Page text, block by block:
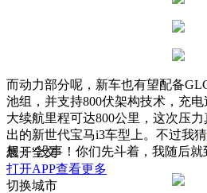
而动力部分呢，新车也有望配备
池组，并支持800伏架构技术，充
大续航里程可达800公里，这次压
出的新世代宝马i3车型上。不过我猜
想：“没事！你们先斗着，我随后就
展开全文
打开APP查看更多
切换城市